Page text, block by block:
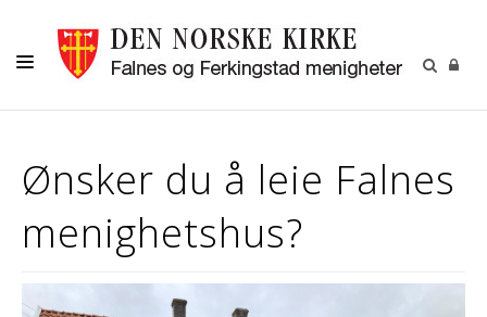
DÅP -VIGSEL-GRAVFERD
KONFIRMASJON
BARN OG UNGDOM
MENIGHETSARBEID
Ønsker du å leie Falnes
menighetshus?